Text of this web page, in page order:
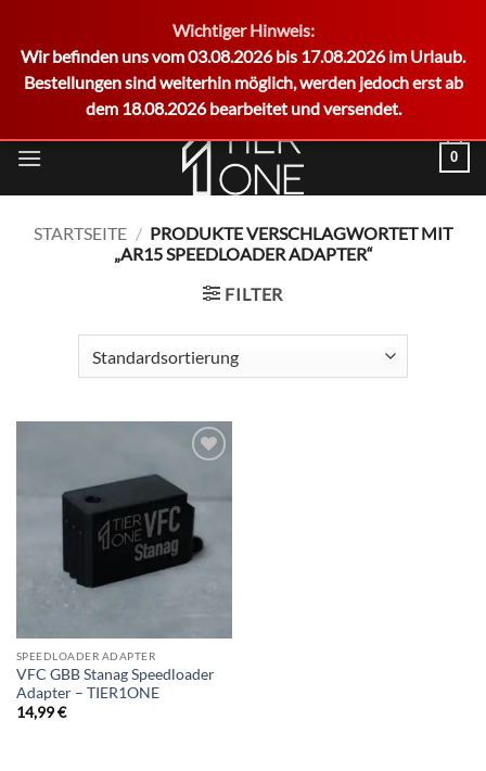
Wichtiger Hinweis:
Wir befinden uns vom 03.08.2026 bis 17.08.2026 im Urlaub.
Bestellungen sind weiterhin möglich, werden jedoch erst ab
dem 18.08.2026 bearbeitet und versendet.
Inhalt
0
STARTSEITE / PRODUKTE VERSCHLAGWORTET MIT
„AR15 SPEEDLOADER ADAPTER“
FILTER
wishlist
SPEEDLOADER ADAPTER
VFC GBB Stanag Speedloader
Adapter – TIER1ONE
14,99€